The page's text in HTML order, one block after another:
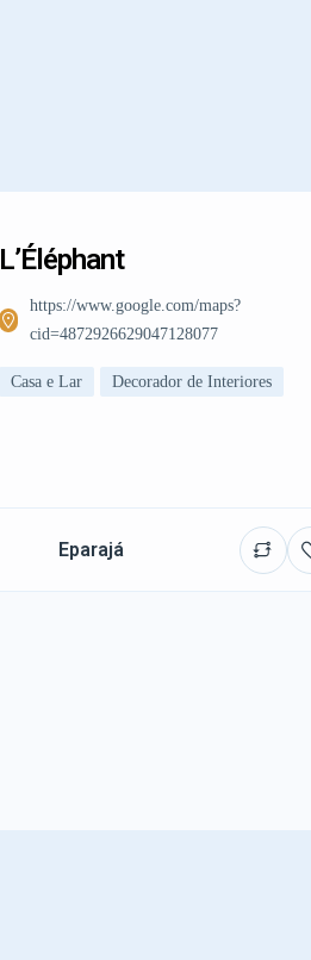
L’Éléphant
https://www.google.com/maps?
cid=4872926629047128077
Casa e Lar Decorador de Interiores
Eparajá